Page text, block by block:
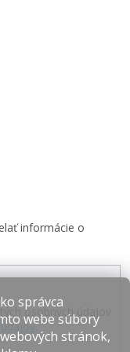
správca
webe súbory
stránok,
informácie o
osobných údajov
.